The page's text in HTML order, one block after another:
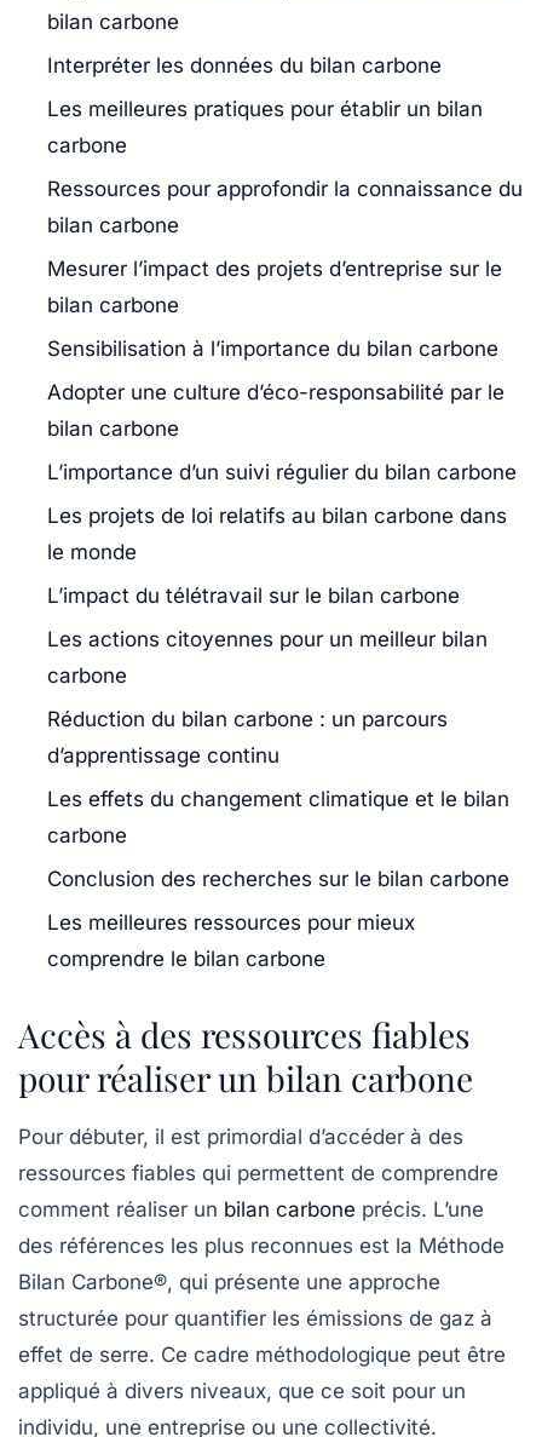
bilan carbone
Interpréter les données du bilan carbone
Les meilleures pratiques pour établir un bilan
carbone
Ressources pour approfondir la connaissance du
bilan carbone
Mesurer l’impact des projets d’entreprise sur le
bilan carbone
Sensibilisation à l’importance du bilan carbone
Adopter une culture d’éco-responsabilité par le
bilan carbone
L’importance d’un suivi régulier du bilan carbone
Les projets de loi relatifs au bilan carbone dans
le monde
L’impact du télétravail sur le bilan carbone
Les actions citoyennes pour un meilleur bilan
carbone
Réduction du bilan carbone : un parcours
d’apprentissage continu
Les effets du changement climatique et le bilan
carbone
Conclusion des recherches sur le bilan carbone
Les meilleures ressources pour mieux
comprendre le bilan carbone
Accès à des ressources fiables
pour réaliser un bilan carbone
Pour débuter, il est primordial d’accéder à des
ressources fiables qui permettent de comprendre
comment réaliser un bilan carbone précis. L’une
des références les plus reconnues est la Méthode
Bilan Carbone®, qui présente une approche
structurée pour quantifier les émissions de gaz à
effet de serre. Ce cadre méthodologique peut être
appliqué à divers niveaux, que ce soit pour un
individu, une entreprise ou une collectivité.